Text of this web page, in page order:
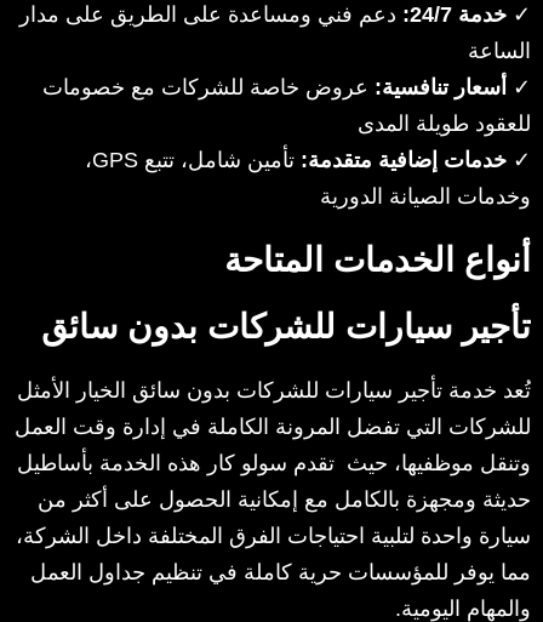
✓ خدمة 24/7:
دعم فني ومساعدة على الطريق على مدار
الساعة
✓ أسعار تنافسية: عروض خاصة للشركات مع خصومات
للعقود طويلة المدى
✓ خدمات إضافية متقدمة:
تأمين شامل، تتبع GPS،
وخدمات الصيانة الدورية
أنواع الخدمات المتاحة
تأجير سيارات للشركات بدون سائق
تُعد خدمة تأجير سيارات للشركات بدون سائق الخيار الأمثل
للشركات التي تفضل المرونة الكاملة في إدارة وقت العمل
وتنقل موظفيها، حيث تقدم سولو كار هذه الخدمة بأساطيل
حديثة ومجهزة بالكامل مع إمكانية الحصول على أكثر من
سيارة واحدة لتلبية احتياجات الفرق المختلفة داخل الشركة،
مما يوفر للمؤسسات حرية كاملة في تنظيم جداول العمل
والمهام اليومية.